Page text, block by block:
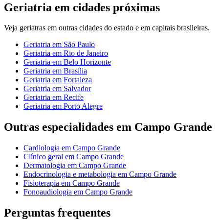
Geriatria em cidades próximas
Veja geriatras em outras cidades do estado e em capitais brasileiras.
Geriatria em São Paulo
Geriatria em Rio de Janeiro
Geriatria em Belo Horizonte
Geriatria em Brasília
Geriatria em Fortaleza
Geriatria em Salvador
Geriatria em Recife
Geriatria em Porto Alegre
Outras especialidades em Campo Grande
Cardiologia em Campo Grande
Clínico geral em Campo Grande
Dermatologia em Campo Grande
Endocrinologia e metabologia em Campo Grande
Fisioterapia em Campo Grande
Fonoaudiologia em Campo Grande
Perguntas frequentes